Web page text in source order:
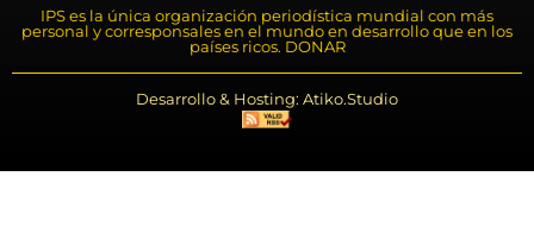
IPS es la única organización periodística mundial con más
personal y corresponsales en el mundo en desarrollo que en los
países ricos. DONAR
Desarrollo & Hosting: Atiko.Studio